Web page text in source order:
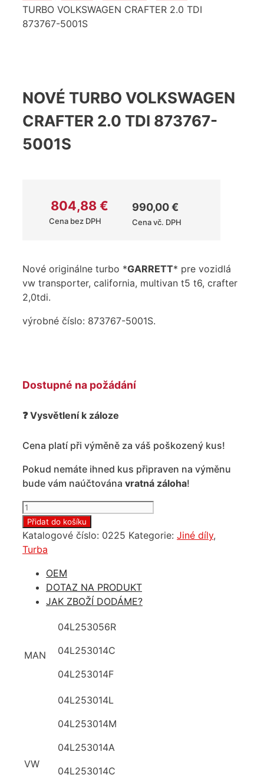
TURBO VOLKSWAGEN CRAFTER 2.0 TDI
873767-5001S
NOVÉ TURBO VOLKSWAGEN
CRAFTER 2.0 TDI 873767-
5001S
804,88€
Cena bez DPH
990,00€
Cena vč. DPH
Nové originálne turbo *GARRETT* pre vozidlá
vw transporter, california, multivan t5 t6, crafter
2,0tdi.
výrobné číslo: 873767-5001S.
Dostupné na požádání
❓ Vysvětlení k záloze
Cena platí při výměně za váš poškozený kus!
Pokud nemáte ihned kus připraven na výměnu
bude vám naúčtována vratná záloha!
Nové
turbo
Volkswagen
Crafter
873767-
5001S
Přidat do košíku
Katalogové číslo: 0225 Kategorie: Jiné díly,
Turba
OEM
DOTAZ NA PRODUKT
JAK ZBOŽÍ DODÁME?
MAN
04L253056R
04L253014C
04L253014F
VW
04L253014L
04L253014M
04L253014A
04L253014C